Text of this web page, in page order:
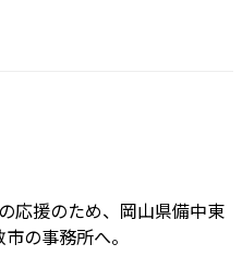
応援のため、岡山県備中東
の事務所へ。